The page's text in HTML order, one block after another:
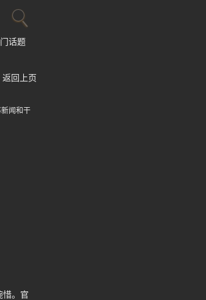
话题
返回上页
闻和干
惜。官